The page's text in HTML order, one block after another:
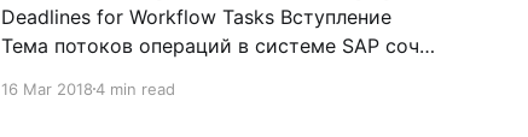
Deadlines for Workflow Tasks Вступление
Тема потоков операций в системе SAP сочна
много, об их применении еще больше, а о
16 Mar 20184 min read